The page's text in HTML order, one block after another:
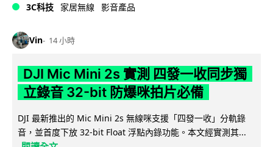
3C科技 家居無線 影音產品
Vin 14 小時
DJI Mic Mini 2s 實測 四發一收同步獨
立錄音 32-bit 防爆咪拍片必備
DJI 最新推出的 Mic Mini 2s 無線咪支援「四發一收」分軌錄
音，並首度下放 32-bit Float 浮點內錄功能。本文經實測其...